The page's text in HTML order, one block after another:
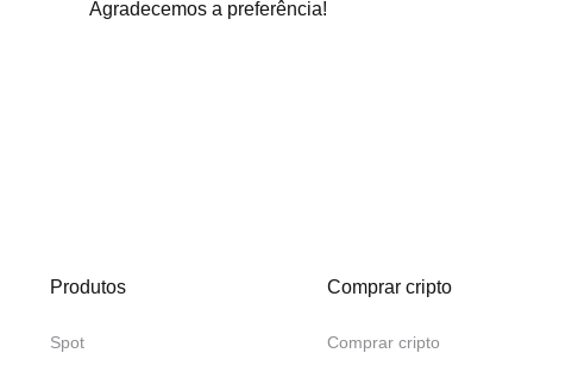
Agradecemos a preferência!
Produtos
Spot
Comprar cripto
Comprar cripto